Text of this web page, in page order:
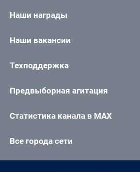
Наши награды
Наши вакансии
Техподдержка
Предвыборная агитация
Статистика канала в MAX
Все города сети